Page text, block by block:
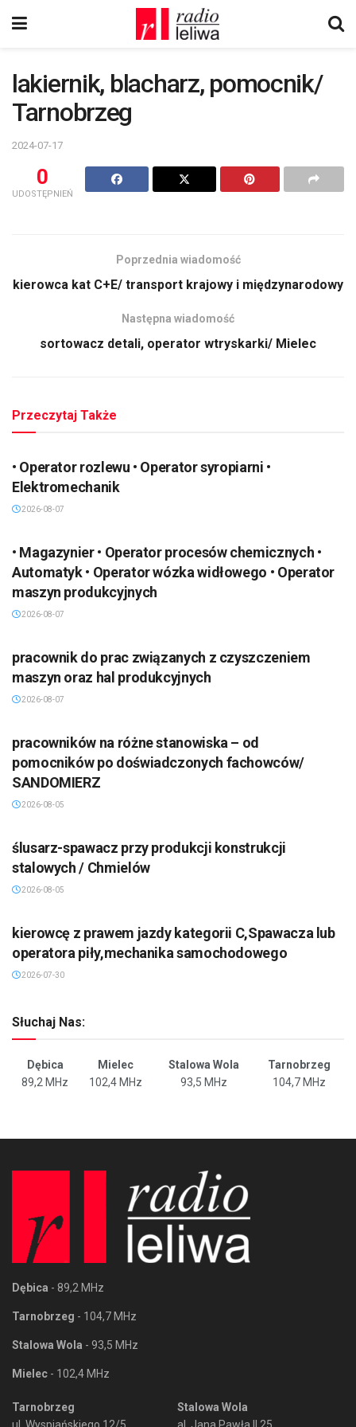
lakiernik, blacharz, pomocnik/
Tarnobrzeg
2024-07-17
0
UDOSTĘPNIEŃ
Poprzednia wiadomość
kierowca kat C+E/ transport krajowy i międzynarodowy
Następna wiadomość
sortowacz detali, operator wtryskarki/ Mielec
Przeczytaj Także
• Operator rozlewu • Operator syropiarni •
Elektromechanik
2026-08-07
• Magazynier • Operator procesów chemicznych •
Automatyk • Operator wózka widłowego • Operator
maszyn produkcyjnych
2026-08-07
pracownik do prac związanych z czyszczeniem
maszyn oraz hal produkcyjnych
2026-08-07
pracowników na różne stanowiska – od
pomocników po doświadczonych fachowców/
SANDOMIERZ
2026-08-05
ślusarz-spawacz przy produkcji konstrukcji
stalowych / Chmielów
2026-08-05
kierowcę z prawem jazdy kategorii C,Spawacza lub
operatora piły,mechanika samochodowego
2026-07-30
Słuchaj Nas:
Dębica Mielec Stalowa Wola
Tarnobrzeg
89,2 MHz
102,4 MHz 93,5 MHz 104,7 MHz
Dębica - 89,2 MHz
Tarnobrzeg - 104,7 MHz
Stalowa Wola - 93,5 MHz
Mielec - 102,4 MHz
Tarnobrzeg
ul. Wyspiańskiego 12/5
Stalowa Wola
al. Jana Pawła II 25